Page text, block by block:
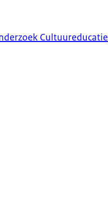
Cultuureducatie